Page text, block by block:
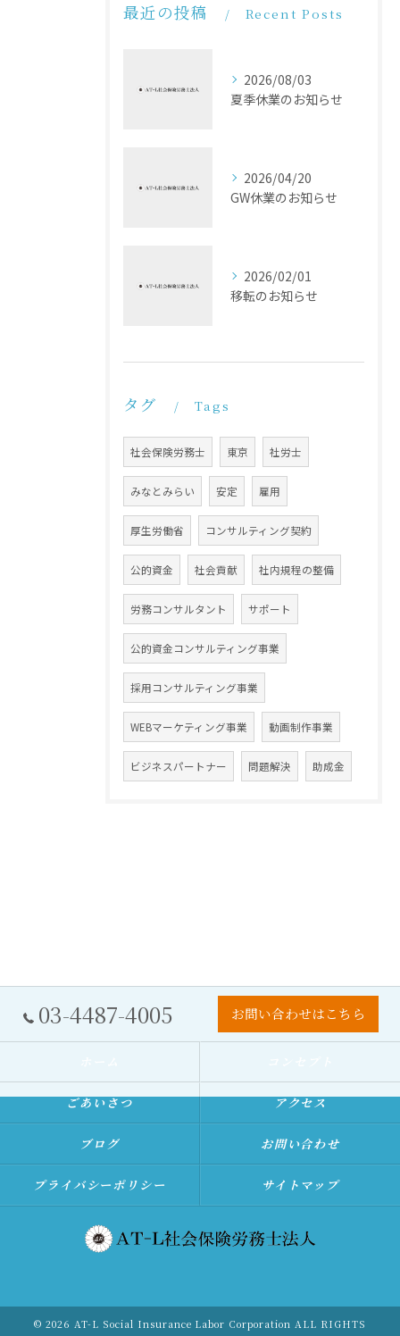
最近の投稿 Recent Posts
2026/08/03
夏季休業のお知らせ
2026/04/20
GW休業のお知らせ
2026/02/01
移転のお知らせ
タグ Tags
社会保険労務士 東京 社労士
みなとみらい 安定 雇用
厚生労働省 コンサルティング契約
公的資金 社会貢献 社内規程の整備
労務コンサルタント サポート
公的資金コンサルティング事業
採用コンサルティング事業
WEBマーケティング事業 動画制作事業
ビジネスパートナー 問題解決 助成金
03-4487-4005 お問い合わせはこちら
ごあいさつ アクセス
ブログ お問い合わせ
プライバシーポリシー サイトマップ
© 2026 AT-L Social Insurance Labor Corporation ALL RIGHTS